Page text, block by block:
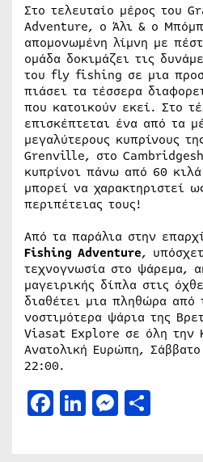
Στο τελευταίο μέρος του
Adventure, ο Άλι & ο
απομονωμένη λίμνη με
ομάδα δοκιμάζει τις
του fly fishing σε μια
πιάσει τα τέσσερα
που κατοικούν εκεί. Στο
επισκέπτεται ένα από τα
μεγαλύτερους κυπρίνους
Grenville, στο
κυπρίνοι πάνω από 60
μπορεί να χαρακτηριστεί
περιπέτειας τους!
Από τα παράλια στην
Fishing Adventure,
τεχνογνωσία στο ψάρεμα,
μαγειρικής δίπλα στις
διαθέτει μια πληθώρα από
νοστιμότερα ψάρια της
Viasat Explore σε όλη την
Ανατολική Ευρώπη,
22:00.
Facebook
LinkedIn